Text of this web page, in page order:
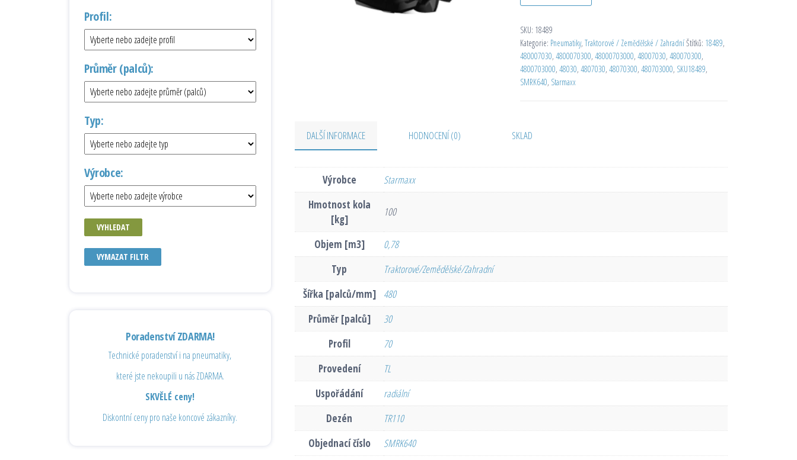
SKU: 18489
Kategorie: Pneumatiky, Traktorové / Zemědělské / ZahradníŠtítků: 18489,
480007030, 4800070300, 48000703000, 48007030, 480070300,
4800703000, 48030, 4807030, 48070300, 480703000, SKU18489,
SMRK640, Starmaxx
DALŠÍ INFORMACE HODNOCENÍ (0) SKLAD
Výrobce
Starmaxx
Hmotnost kola
[kg]
100
Objem [m3]
0,78
Typ
Traktorové/Zemědělské/Zahradní
Šířka [palců/mm]
480
Průměr [palců]
30
Profil
70
Provedení
TL
Uspořádání
radiální
Dezén
TR110
Objednací číslo
SMRK640
Profil:
Průměr (palců):
Typ:
Výrobce:
VYHLEDAT
VYMAZAT FILTR
Poradenství ZDARMA!
Technické poradenství i na pneumatiky,
které jste nekoupili u nás ZDARMA.
SKVĚLÉ ceny!
Diskontní ceny pro naše koncové zákazníky.